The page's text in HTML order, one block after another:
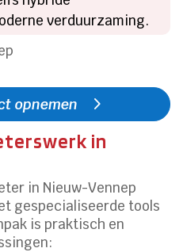
verduurzaming.
opnemen
in
in Nieuw-Vennep
gespecialiseerde tools
is praktisch en